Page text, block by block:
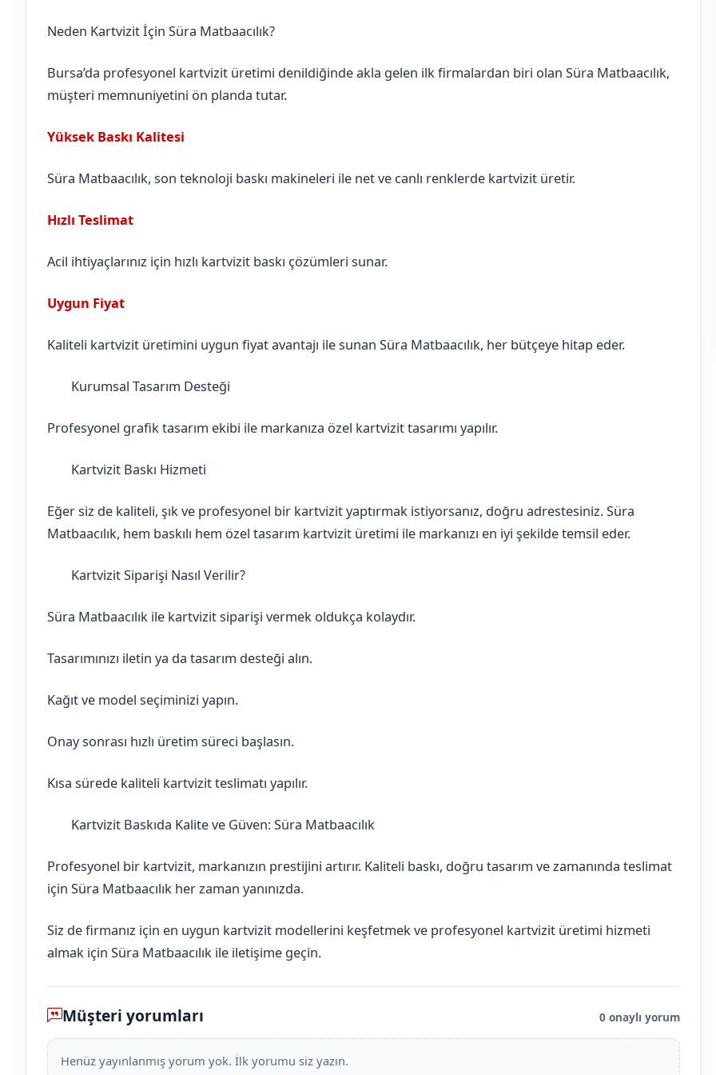
Neden Kartvizit İçin Süra Matbaacılık?
Bursa’da profesyonel kartvizit üretimi denildiğinde akla gelen ilk firmalardan biri olan Süra Matbaacılık,
müşteri memnuniyetini ön planda tutar.
Yüksek Baskı Kalitesi
Süra Matbaacılık, son teknoloji baskı makineleri ile net ve canlı renklerde kartvizit üretir.
Hızlı Teslimat
Acil ihtiyaçlarınız için hızlı kartvizit baskı çözümleri sunar.
Uygun Fiyat
Kaliteli kartvizit üretimini uygun fiyat avantajı ile sunan Süra Matbaacılık, her bütçeye hitap eder.
Kurumsal Tasarım Desteği
Profesyonel grafik tasarım ekibi ile markanıza özel kartvizit tasarımı yapılır.
Kartvizit Baskı Hizmeti
Eğer siz de kaliteli, şık ve profesyonel bir kartvizit yaptırmak istiyorsanız, doğru adrestesiniz. Süra
Matbaacılık, hem baskılı hem özel tasarım kartvizit üretimi ile markanızı en iyi şekilde temsil eder.
Kartvizit Siparişi Nasıl Verilir?
Süra Matbaacılık ile kartvizit siparişi vermek oldukça kolaydır.
Tasarımınızı iletin ya da tasarım desteği alın.
Kağıt ve model seçiminizi yapın.
Onay sonrası hızlı üretim süreci başlasın.
Kısa sürede kaliteli kartvizit teslimatı yapılır.
Kartvizit Baskıda Kalite ve Güven: Süra Matbaacılık
Profesyonel bir kartvizit, markanızın prestijini artırır. Kaliteli baskı, doğru tasarım ve zamanında teslimat
için Süra Matbaacılık her zaman yanınızda.
Siz de firmanız için en uygun kartvizit modellerini keşfetmek ve profesyonel kartvizit üretimi hizmeti
almak için Süra Matbaacılık ile iletişime geçin.
Müşteri yorumları 0 onaylı yorum
Henüz yayınlanmış yorum yok. İlk yorumu siz yazın.